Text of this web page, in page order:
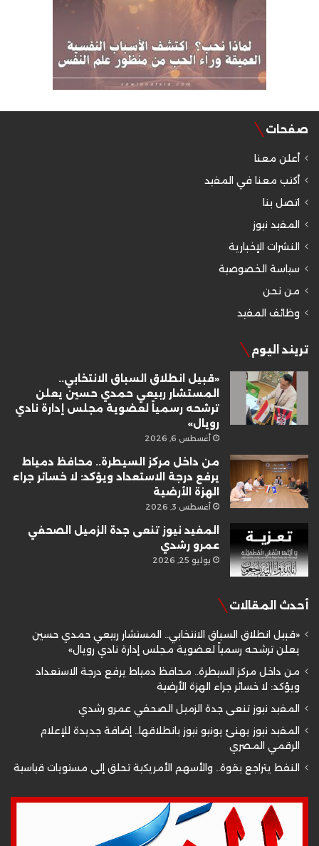
صفحات
أعلن معنا
أكتب معنا في المفيد
اتصل بنا
المفيد نيوز
النشرات الإخبارية
سياسة الخصوصية
من نحن
وظائف المفيد
تريند اليوم
«قبيل انطلاق السباق الانتخابي..
المستشار ربيعي حمدي حسين يعلن
ترشحه رسمياً لعضوية مجلس إدارة نادي
رويال»
أغسطس 6, 2026
من داخل مركز السيطرة.. محافظ دمياط
يرفع درجة الاستعداد ويؤكد: لا خسائر جراء
الهزة الأرضية
أغسطس 3, 2026
المفيد نيوز تنعى جدة الزميل الصحفي
عمرو رشدي
يوليو 25, 2026
أحدث المقالات
«قبيل انطلاق السباق الانتخابي.. المستشار ربيعي حمدي حسين
يعلن ترشحه رسمياً لعضوية مجلس إدارة نادي رويال»
من داخل مركز السيطرة.. محافظ دمياط يرفع درجة الاستعداد
ويؤكد: لا خسائر جراء الهزة الأرضية
المفيد نيوز تنعى جدة الزميل الصحفي عمرو رشدي
المفيد نيوز يهنئ يونيو نيوز بانطلاقها.. إضافة جديدة للإعلام
الرقمي المصري
النفط يتراجع بقوة.. والأسهم الأمريكية تحلق إلى مستويات قياسية